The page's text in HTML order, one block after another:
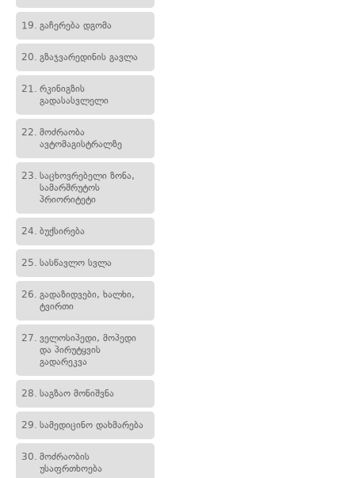
19. გაჩერება დგომა
20. გზაჯვარედინის გავლა
21. რკინიგზის
გადასასვლელი
22. მოძრაობა
ავტომაგისტრალზე
23. საცხოვრებელი ზონა,
სამარშრუტოს
პრიორიტეტი
24. ბუქსირება
25. სასწავლო სვლა
26. გადაზიდვები, ხალხი,
ტვირთი
27. ველოსიპედი, მოპედი
და პირუტყვის
გადარეკვა
28. საგზაო მონიშვნა
29. სამედიცინო დახმარება
30. მოძრაობის
უსაფრთხოება